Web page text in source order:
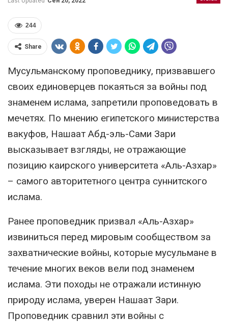
244
Share
Мусульманскому проповеднику, призвавшего
своих единоверцев покаяться за войны под
знаменем ислама, запретили проповедовать в
мечетях. По мнению египетского министерства
вакуфов, Нашаат Абд-эль-Сами Зари
высказывает взгляды, не отражающие
позицию каирского университета «Аль-Азхар»
– самого авторитетного центра суннитского
ислама.
Ранее проповедник призвал «Аль-Азхар»
извиниться перед мировым сообществом за
захватнические войны, которые мусульмане в
течение многих веков вели под знаменем
ислама. Эти походы не отражали истинную
природу ислама, уверен Нашаат Зари.
Проповедник сравнил эти войны с